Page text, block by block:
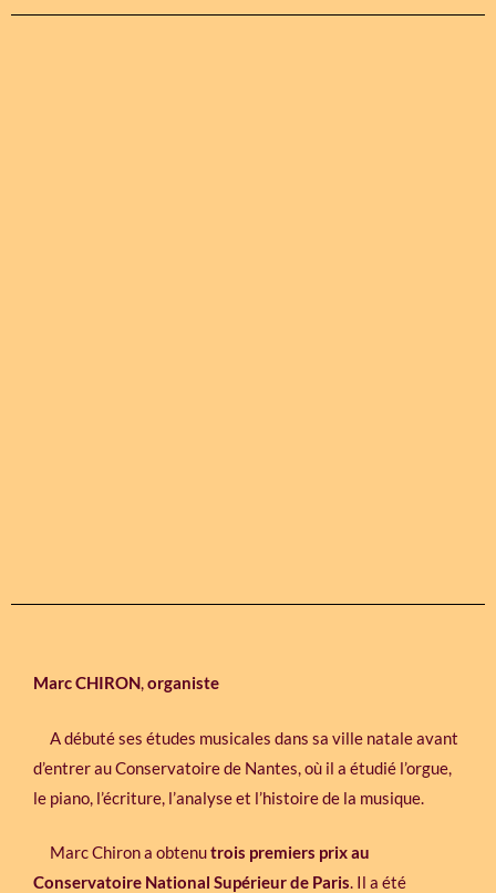
Marc CHIRON,organiste
A débuté ses études musicales dans sa ville natale avant
d’entrer au Conservatoire de Nantes, où il a étudié l’orgue,
le piano, l’écriture, l’analyse et l’histoire de la musique.
Marc Chiron a obtenutrois premiers prix au
Conservatoire National Supérieur de Paris. Il a été